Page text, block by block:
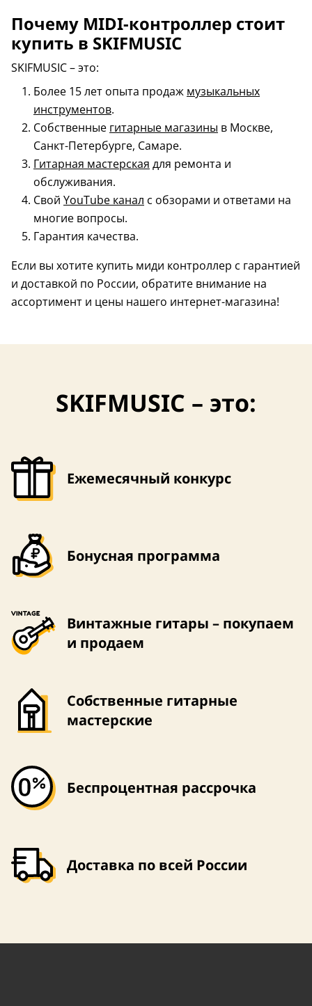
Почему MIDI-контроллер стоит
купить в SKIFMUSIC
SKIFMUSIC – это:
Более 15 лет опыта продаж музыкальных
инструментов.
Собственные гитарные магазины в Москве,
Санкт-Петербурге, Самаре.
Гитарная мастерская для ремонта и
обслуживания.
Свой YouTube канал с обзорами и ответами на
многие вопросы.
Гарантия качества.
Если вы хотите купить миди контроллер с гарантией
и доставкой по России, обратите внимание на
ассортимент и цены нашего интернет-магазина!
SKIFMUSIC – это:
Ежемесячный конкурс
Бонусная программа
Винтажные гитары – покупаем
и продаем
Собственные гитарные
мастерские
Беспроцентная рассрочка
Доставка по всей России